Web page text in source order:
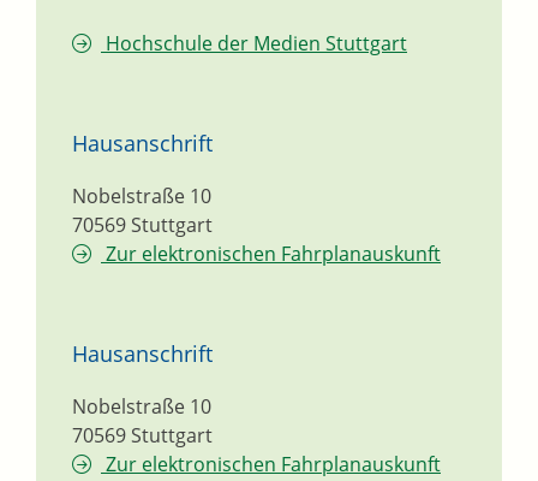
Hochschule der Medien Stuttgart
Hausanschrift
Nobelstraße 10
70569Stuttgart
Zur elektronischen Fahrplanauskunft
Hausanschrift
Nobelstraße 10
70569Stuttgart
Zur elektronischen Fahrplanauskunft